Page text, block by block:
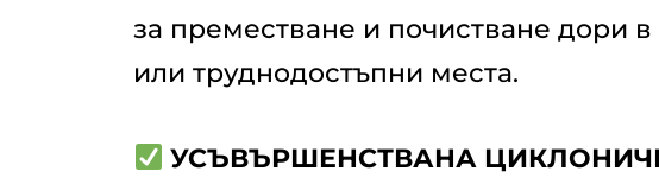
за преместване и почистване дори в
или труднодостъпни места.
УСЪВЪРШЕНСТВАНА